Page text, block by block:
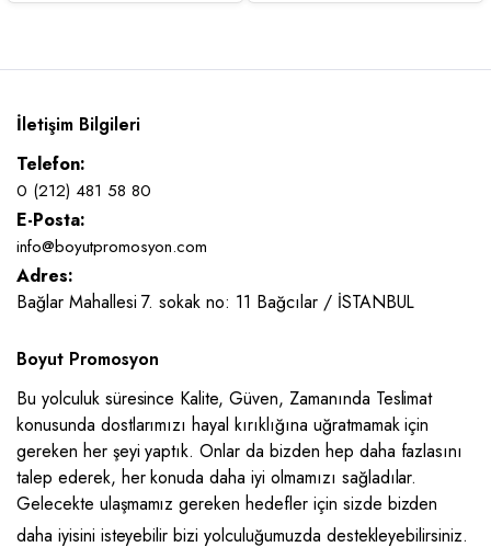
İletişim Bilgileri
Telefon:
0 (212) 481 58 80
E-Posta:
info@boyutpromosyon.com
Adres:
Bağlar Mahallesi 7. sokak no: 11 Bağcılar / İSTANBUL
Boyut Promosyon
Bu yolculuk süresince Kalite, Güven, Zamanında Teslimat
konusunda dostlarımızı hayal kırıklığına uğratmamak için
gereken her şeyi yaptık. Onlar da bizden hep daha fazlasını
talep ederek, her konuda daha iyi olmamızı sağladılar.
Gelecekte ulaşmamız gereken hedefler için sizde bizden
daha iyisini isteyebilir bizi yolculuğumuzda destekleyebilirsiniz.